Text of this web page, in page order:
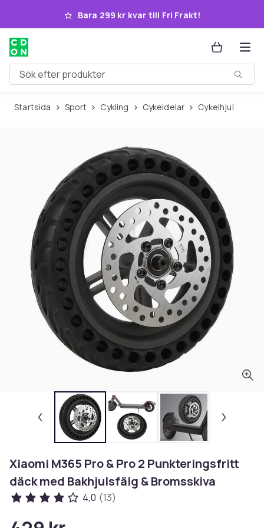
Hoppa till huvudinnehållet
Bara 299 kr kvar till Fri Frakt!
Sök efter produkter
Startsida Sport Cykling Cykeldelar Cykelhjul
Xiaomi M365 Pro & Pro 2 Punkteringsfritt
däck med Bakhjulsfälg & Bromsskiva
4,0 (13)